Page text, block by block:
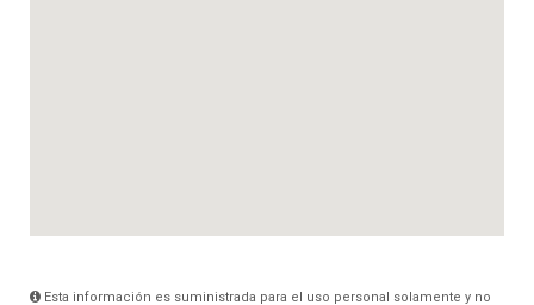
Esta información es suministrada para el uso personal solamente y no